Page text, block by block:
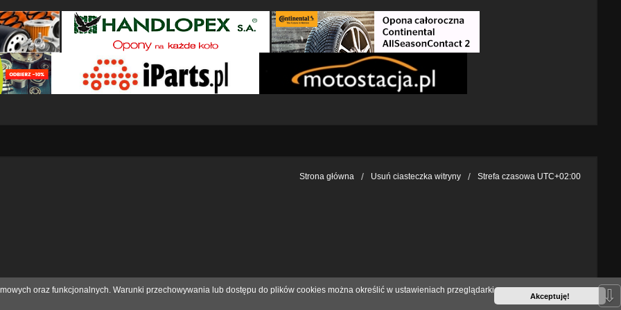
oraz funkcjonalnych. Warunki przechowywania lub dostępu do plików cookies można określić w ustawieniach przeglądarki
Akceptuję!
Strona główna Usuń ciasteczka witryny Strefa czasowa UTC+02:00
⇩